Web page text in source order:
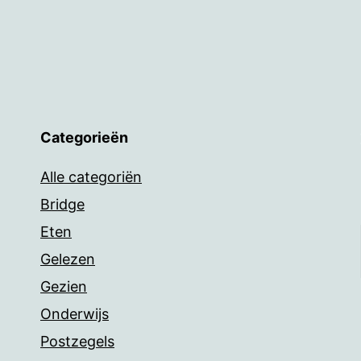
Categorieën
Alle categoriën
Bridge
Eten
Gelezen
Gezien
Onderwijs
Postzegels